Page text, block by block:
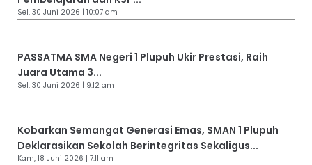
Sel, 30 Juni 2026 | 10:07 am
PASSATMA SMA Negeri 1 Plupuh Ukir Prestasi, Raih
Juara Utama 3...
Sel, 30 Juni 2026 | 9:12 am
Kobarkan Semangat Generasi Emas, SMAN 1 Plupuh
Deklarasikan Sekolah Berintegritas Sekaligus...
Kam, 18 Juni 2026 | 7:11 am